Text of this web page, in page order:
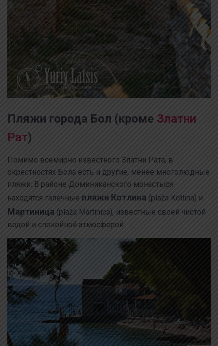
Пляжи города Бол (кроме Златни
Рат)
Помимо всемирно известного Златни Рата, в
окрестностях Бола есть и другие, менее многолюдные
пляжи. В районе Доминиканского монастыря
находятся галечные пляжи Котлина (plaža Kotlina) и
Мартиница (plaža Martinica), известные своей чистой
водой и спокойной атмосферой.